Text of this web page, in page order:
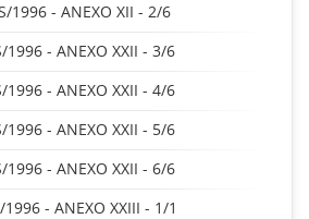
1996 - ANEXO XII - 2/6
1996 - ANEXO XXII - 3/6
1996 - ANEXO XXII - 4/6
1996 - ANEXO XXII - 5/6
1996 - ANEXO XXII - 6/6
1996 - ANEXO XXIII - 1/1